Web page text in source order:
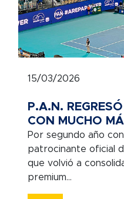
15/03/2026
P.A.N.
CON MUCHO
Por segundo año
patrocinante oficial
que volvió a
premium...